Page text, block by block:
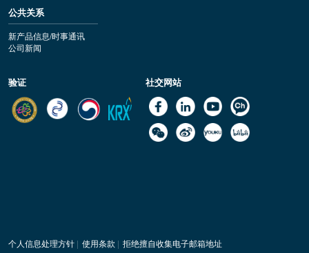
公共关系
新产品信息/时事通讯
公司新闻
验证 社交网站
个人信息处理方针| 使用条款 | 拒绝擅自收集电子邮箱地址